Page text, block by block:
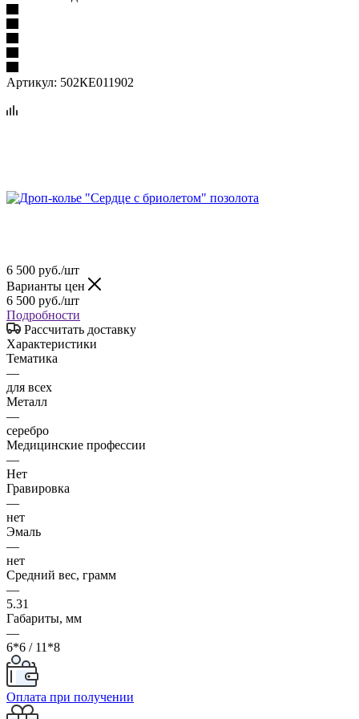
Артикул: 502КЕ011902
6 500 руб./шт
Варианты цен
6 500 руб./шт
Подробности
Рассчитать доставку
Характеристики
Тематика
—
для всех
Металл
—
серебро
Медицинские профессии
—
Нет
Гравировка
—
нет
Эмаль
—
нет
Средний вес, грамм
—
5.31
Габариты, мм
—
6*6 / 11*8
Оплата при получении